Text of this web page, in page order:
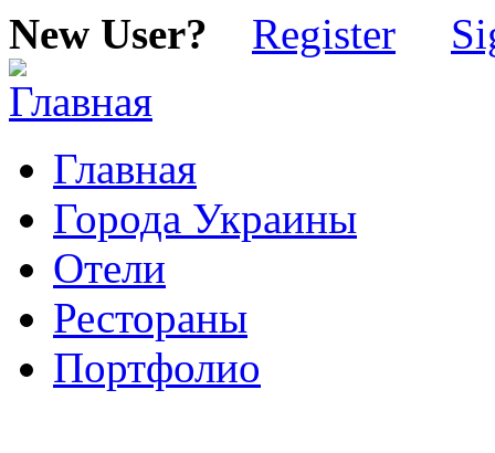
New User? Register
Главная
Города Украины
Отели
Рестораны
Портфолио